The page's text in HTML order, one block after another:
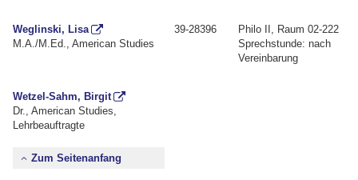
Weglinski, Lisa
M.A./M.Ed., American Studies
39-28396
Philo II, Raum 02-222
Sprechstunde: nach
Vereinbarung
Wetzel-Sahm, Birgit
Dr., American Studies,
Lehrbeauftragte
Zum Seitenanfang